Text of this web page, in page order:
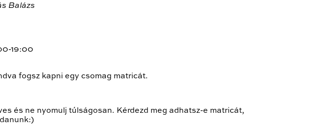
Balázs
19:00
fogsz kapni egy csomag matricát.
és ne nyomulj túlságosan. Kérdezd meg adhatsz-e matricát,